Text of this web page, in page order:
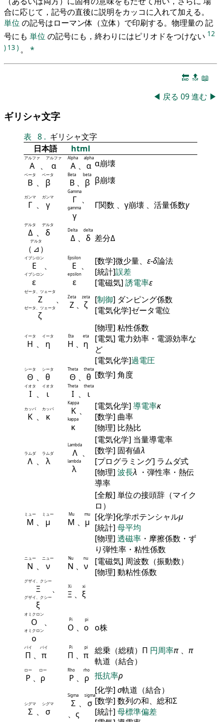
合に応じて，記号の直後に説明をカッコに入れて加える。
単位 の記号はローマン体（立体）で印刷する。物理量の 記
号にも 単位 の記号にも，終わりにはピリオドをつけない 12
) 13 ) 。 *
🔚 🔝 📖
◀ 戻る 09進む ▶
ギリシャ文字
表 8 . ギリシャ文字
日本語
html
Α
アルファ
、 α
アルファ
Α
Alpha
、 α
alpha
α崩壊
Β
ベータ
、 β
ベータ
Β
Beta
、 β
beta
β崩壊
Γ
ガンマ
、 γ
ガンマ Γ
Gamma
、
γ
gamma Γ関数 、γ崩壊 、活量係数γ
Δ
デルタ
、 δ
デルタ
（ ⊿
デルタ
）
Δ
Delta
、 δ
delta
差分Δ
Ε
イプシロン
、
ε
イプシロン
Ε
Epsilon
、
ε
epsilon
[数学]微少量、 ε-δ論法
[統計]誤差
[電磁気] 誘電率ε
Ζ
ゼータ、ツェータ
、
ζ
ゼータ、ツェータ Ζ
Zeta
、 ζ
zeta [制御] ダンピング係数
[電気化学]ゼータ電位
Η
イータ
、 η
イータ
Η
Eta
、 η
eta
[物理] 粘性係数
[電気] 電力効率・電源効率な
ど
[電気化学]過電圧
Θ
シータ
、 θ
シータ
Θ
Theta
、 θ
theta
[数学] 角度
Ι
イオタ
、 ι
イオタ
Ι
Theta
、 ι
theta
Κ
カッパ
、 κ
カッパ Κ
Kappa
、
κ
kappa
[電気化学] 導電率κ
[数学] 曲率
[物理] 比熱比
Λ
ラムダ
、 λ
ラムダ Λ
Lambda
、
λ
lambda
[電気化学] 当量導電率
[数学] 固有値λ
[プログラミング] ラムダ式
[物理] 波長λ ・弾性率・熱伝
導率
Μ
ミュー
、 μ
ミュー
Μ
Mu
、 μ
mu
[全般] 単位の接頭辞（マイク
ロ）
[化学]化学ポテンシャルμ
[統計] 母平均
[物理] 透磁率 ・摩擦係数・ず
り弾性率・粘性係数
Ν
ニュー
、 ν
ニュー
Ν
Nu
、 ν
nu
[電磁気] 周波数（振動数）
[物理] 動粘性係数
Ξ
グザイ、クシー
、
ξ
グザイ、クシー Ξ
Xi
、 ξ
xi
Ο
オミクロン
、
ο
オミクロン Ο
Pi
、 ο
pi
ο株
Π
パイ
、 π
パイ
Π
Pi
、 π
pi 総乗（総積）Π 円周率π 、 π
軌道（結合）
Ρ
ロー
、 ρ
ロー
Ρ
Rho
、 ρ
rho
抵抗率ρ
Σ
シグマ
、 σ
シグマ Σ
Sigma
、 σ
sigma
、ς
[化学] σ軌道（結合）
[数学] 数列の和、総和Σ
[統計] 母標準偏差